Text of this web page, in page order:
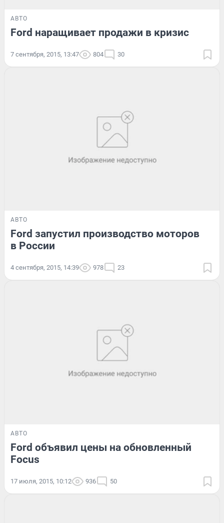
АВТО
Ford наращивает продажи в кризис
7 сентября, 2015, 13:47 804 30
АВТО
Ford запустил производство моторов
в России
4 сентября, 2015, 14:39 978 23
АВТО
Ford объявил цены на обновленный
Focus
17 июля, 2015, 10:12 936 50